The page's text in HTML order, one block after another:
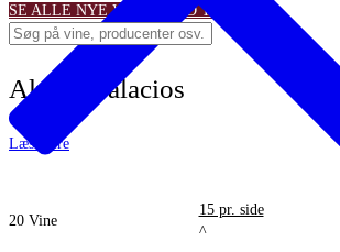
SE ALLE NYE VINTILBUDTILBUD
Alvaro Palacios
Læs mere
20 Vine
15 pr. side
^